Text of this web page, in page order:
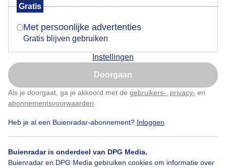
Gratis
Met persoonlijke advertenties
Gratis blijven gebruiken
Instellingen
Doorgaan
Als je doorgaat, ga je akkoord met de gebruikers- privacy- en
abonnementsvoorwaarden
Heb je al een Buienradar-abonnement? Inloggen
Buienradar is onderdeel van DPG Media.
Buienradar en DPG Media gebruiken cookies om informatie over
Door: Roos Vaessen Gemaakt: 17-03-2026, 29x bekeken
Lentebloeiers Wolken
Bekijk slideshow
Is goed, toon de popup
Nu niet, misschien later
Klik hierom dit aan te passen